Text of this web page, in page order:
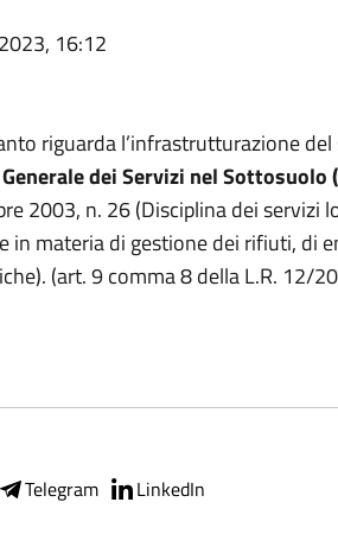
16:12
riguarda l’infrastrutturazione
dei Servizi nel Sottosuolo
2003, n. 26 (Disciplina dei servizi
in materia di gestione dei rifiuti, di
(art. 9 comma 8 della L.R. 12/
Telegram LinkedIn